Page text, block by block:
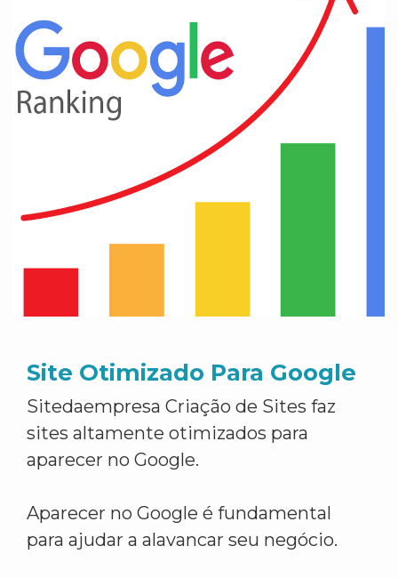
Site Otimizado Para Google
Sitedaempresa Criação de Sites faz
sites altamente otimizados para
aparecer no Google.
Aparecer no Google é fundamental
para ajudar a alavancar seu negócio.